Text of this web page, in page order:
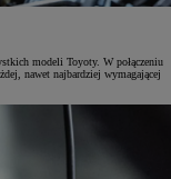
modeli Toyoty. W połączeniu
nawet najbardziej wymagającej